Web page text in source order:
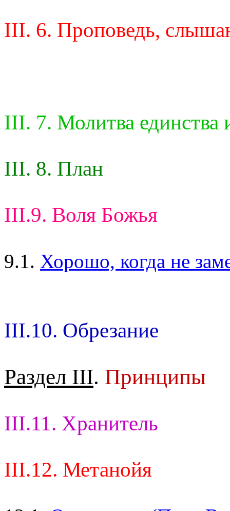
III. 6. Проповедь,
III. 7. Молитва единства
III. 8. План
III.9. Воля Божья
9.1. Хорошо, когда не
III.10. Обрезание
Раздел III. Принципы
III.11. Хранитель
III.12. Метанойя